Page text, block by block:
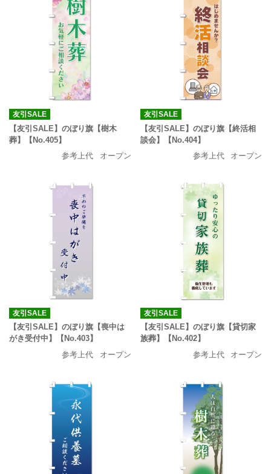
友引SALE
【友引SALE】のぼり旗【樹木
葬】【No.405】
参考上代
オープン
友引SALE
【友引SALE】のぼり旗【終活相
談会】【No.404】
参考上代
オープン
友引SALE
【友引SALE】のぼり旗【喪中は
がき受付中】【No.403】
参考上代
オープン
友引SALE
【友引SALE】のぼり旗【貸切家
族葬】【No.402】
参考上代
オープン